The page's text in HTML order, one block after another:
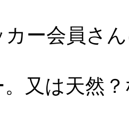
カー会員さ
又は天然